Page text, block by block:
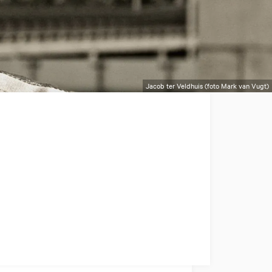
Jacob ter Veldhuis (foto Mark van Vugt)